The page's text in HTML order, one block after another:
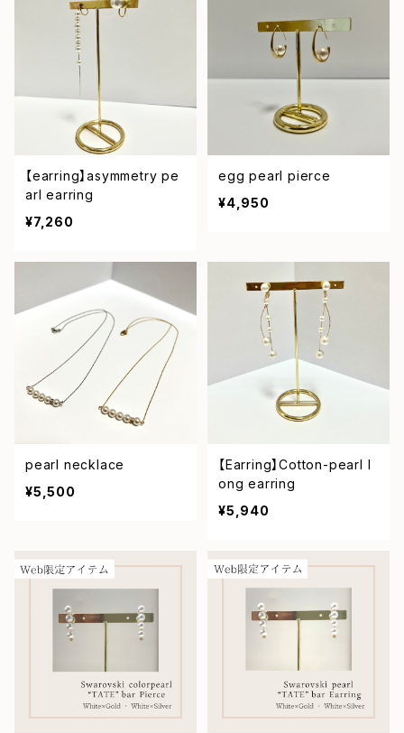
【earring】asymmetry pe
arl earring
¥7,260
egg pearl pierce
¥4,950
pearl necklace
¥5,500
【Earring】Cotton-pearl l
ong earring
¥5,940